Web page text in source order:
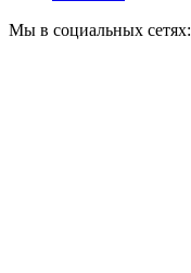
Мы в социальных сетях: